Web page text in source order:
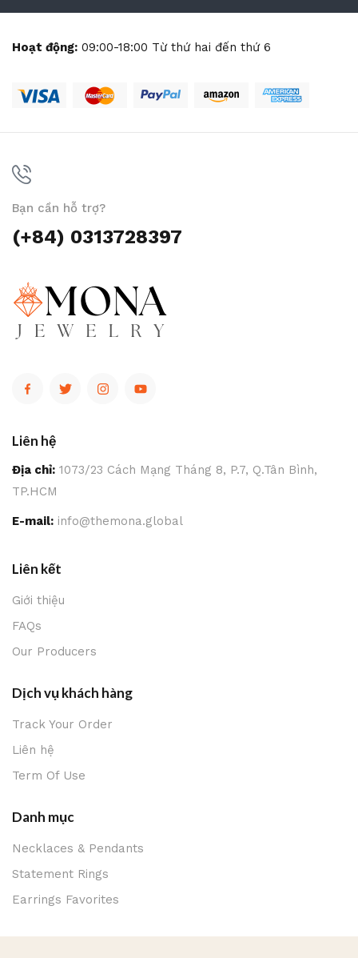
Hoạt động: 09:00-18:00 Từ thứ hai đến thứ 6
Bạn cần hỗ trợ?
(+84) 0313728397
Liên hệ
Địa chỉ: 1073/23 Cách Mạng Tháng 8, P.7, Q.Tân Bình,
TP.HCM
E-mail: info@themona.global
Liên kết
Giới thiệu
FAQs
Our Producers
Dịch vụ khách hàng
Track Your Order
Liên hệ
Term Of Use
Danh mục
Necklaces & Pendants
Statement Rings
Earrings Favorites